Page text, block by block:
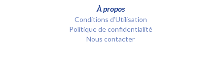
À propos
Conditions d’Utilisation
Politique de confidentialité
Nous contacter